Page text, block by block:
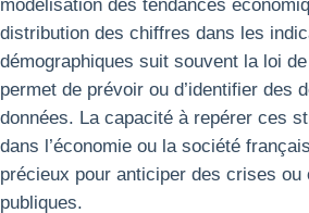
modélisation des tendances
distribution des chiffres dans les
démographiques suit souvent la loi
permet de prévoir ou d’identifier des
données. La capacité à repérer ces
dans l’économie ou la société
précieux pour anticiper des crises ou
publiques.